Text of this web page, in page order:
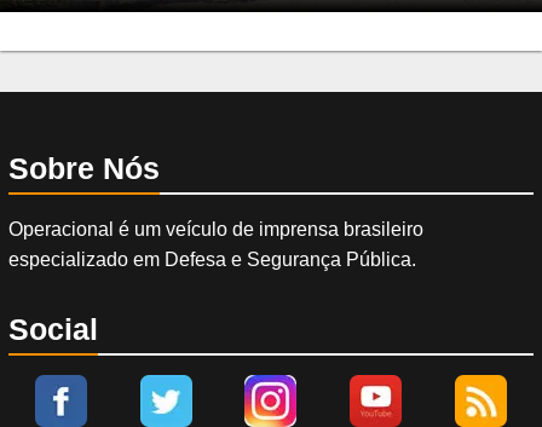
Sobre Nós
Operacional é um veículo de imprensa brasileiro
especializado em Defesa e Segurança Pública.
Social